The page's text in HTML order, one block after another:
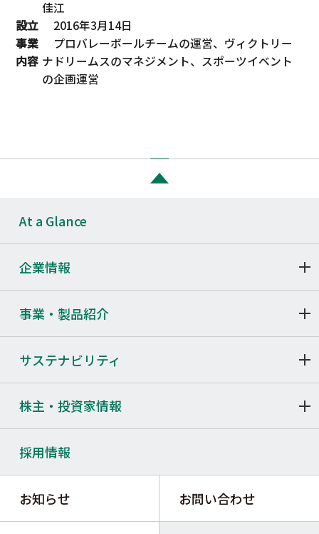
佳江
設立
2016年3月14日
事業
内容
プロバレーボールチームの運営、ヴィクトリー
ナドリームスのマネジメント、スポーツイベント
の企画運営
At a Glance
企業情報
事業・製品紹介
サステナビリティ
株主・投資家情報
採用情報
お知らせ お問い合わせ